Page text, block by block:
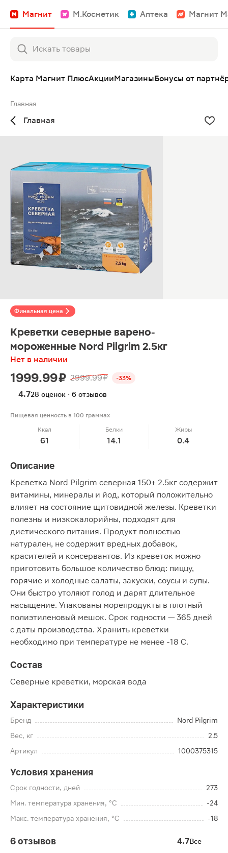
Магнит М.Косметик Аптека Магнит
Карта Магнит ПлюсАкцииМагазиныБонусы от
Главная
Главная
Финальная цена
Креветки северные варено-
мороженные Nord Pilgrim 2.5кг
Нет в наличии
1999.99 ₽ 2999.99 ₽ -33%
4.728 оценок · 6 отзывов
Пищевая ценность в 100 граммах
Ккал
61
Белки
14.1
Жиры
0.4
Описание
Креветка Nord Pilgrim северная 150+ 2.5кг содержит
витамины, минералы и йод, который положительно
влияет на состояние щитовидной железы. Креветки
полезны и низкокалорийны, подходят для
диетического питания. Продукт полностью
натурален, не содержит вредных добавок,
красителей и консервантов. Из креветок можно
приготовить большое количество блюд: пиццу,
горячие и холодные салаты, закуски, соусы и супы.
Они быстро утоляют голод и дарят длительное
насыщение. Упакованы морепродукты в плотный
полиэтиленовый мешок. Срок годности — 365 дней
с даты производства. Хранить креветки
необходимо при температуре не менее -18 С.
Состав
Северные креветки, морская вода
Характеристики
Бренд
Nord Pilgrim
Вес, кг
2.5
Артикул
1000375315
Условия хранения
Срок годности, дней
273
Мин. температура хранения, °C
-24
Макс. температура хранения, °C
-18
6 отзывов 4.7Все